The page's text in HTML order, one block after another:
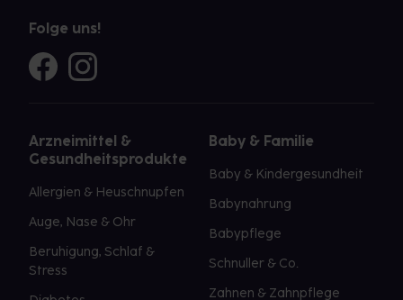
Folge uns!
Arzneimittel &
Gesundheitsprodukte
Allergien & Heuschnupfen
Auge, Nase & Ohr
Beruhigung, Schlaf &
Stress
Baby & Familie
Baby & Kindergesundheit
Babynahrung
Babypflege
Schnuller & Co.
Zahnen & Zahnpflege